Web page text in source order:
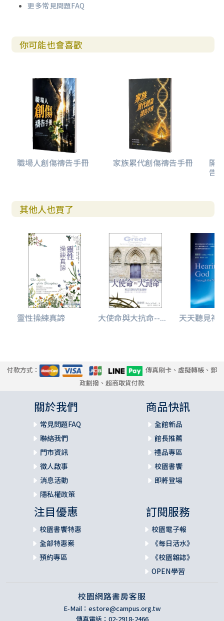
更多常見問題FAQ
你可能也會喜歡
職場人創傷禱告手冊 家族累代創傷禱告手冊 開
告(
其他人也買了
靈性操練真諦 大使命與大抗命--... 天天聽見神
付款方式：
傳真刷卡、虛擬轉帳、郵
政劃撥、超商取貨付款
關於我們
常見問題FAQ
聯絡我們
門市資訊
徵人啟事
消息活動
隱私權政策
商品快訊
全館新品
館長推薦
禮品專區
校園書饗
即將登場
注目優惠
校園書饗特惠
全部特惠案
預約專區
訂閱服務
校園電子報
《每日活水》
《校園雜誌》
OPEN學習
校園網路書房客服
E-Mail： estore@campus.org.tw
傳真電話：02-2918-2466